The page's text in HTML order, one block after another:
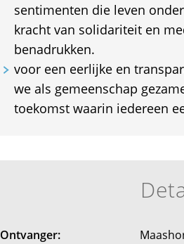
sentimenten die leven
kracht van solidariteit en
benadrukken.
voor een eerlijke en
we als gemeenschap
toekomst waarin iedereen
Ontvanger: